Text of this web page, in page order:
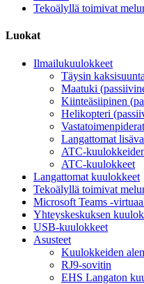
Tekoälyllä toimivat
Luokat
Ilmailukuulokkeet
Täysin
Maatuki
Kiinteäsiipinen
Helikopteri
Langattomat
ATC-
ATC-kuulokkeet
Langattomat kuulokkeet
Tekoälyllä toimivat
Microsoft Teams -
Yhteyskeskuksen
USB-kuulokkeet
Asusteet
Kuulokkeiden
RJ9-sovitin
EHS Langaton